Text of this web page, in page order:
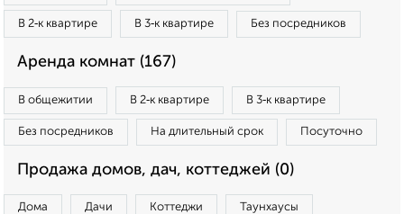
В 2‑к квартире В 3‑к квартире Без посредников
Аренда комнат (167)
В общежитии В 2‑к квартире В 3‑к квартире
Без посредников На длительный срок Посуточно
Продажа домов, дач, коттеджей (0)
Дома Дачи Коттеджи Таунхаусы